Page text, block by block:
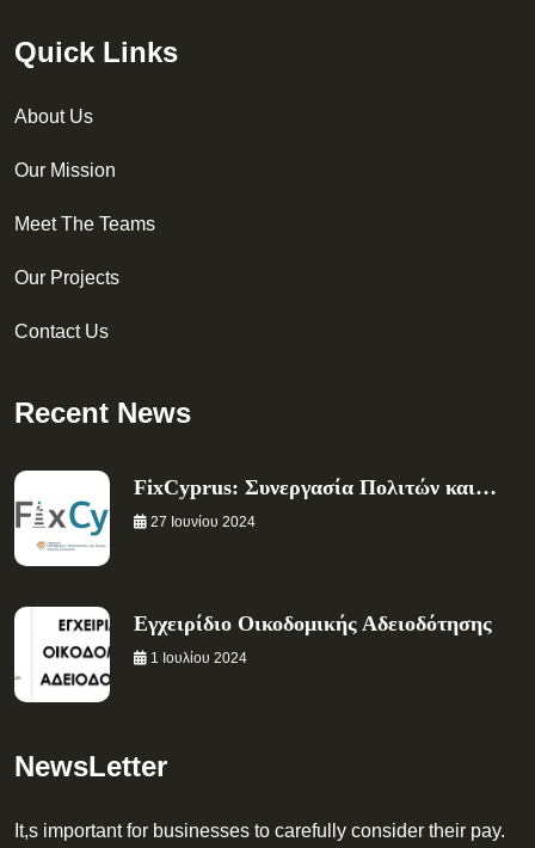
Quick Links
About Us
Our Mission
Meet The Teams
Our Projects
Contact Us
Recent News
FixCyprus: Συνεργασία Πολιτών και…
27 Ιουνίου 2024
Εγχειρίδιο Οικοδομικής Αδειοδότησης
1 Ιουλίου 2024
NewsLetter
It,s important for businesses to carefully consider their pay.